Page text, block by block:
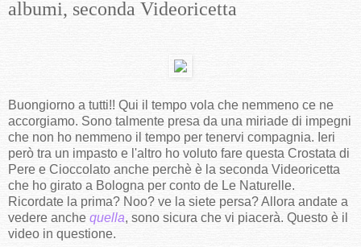
albumi, seconda Videoricetta
Buongiorno a tutti!! Qui il tempo vola che nemmeno ce ne
accorgiamo. Sono talmente presa da una miriade di impegni
che non ho nemmeno il tempo per tenervi compagnia. Ieri
però tra un impasto e l'altro ho voluto fare questa Crostata di
Pere e Cioccolato anche perchè è la seconda Videoricetta
che ho girato a Bologna per conto de Le Naturelle.
Ricordate la prima? Noo? ve la siete persa? Allora andate a
vedere anche quella, sono sicura che vi piacerà. Questo è il
video in questione.